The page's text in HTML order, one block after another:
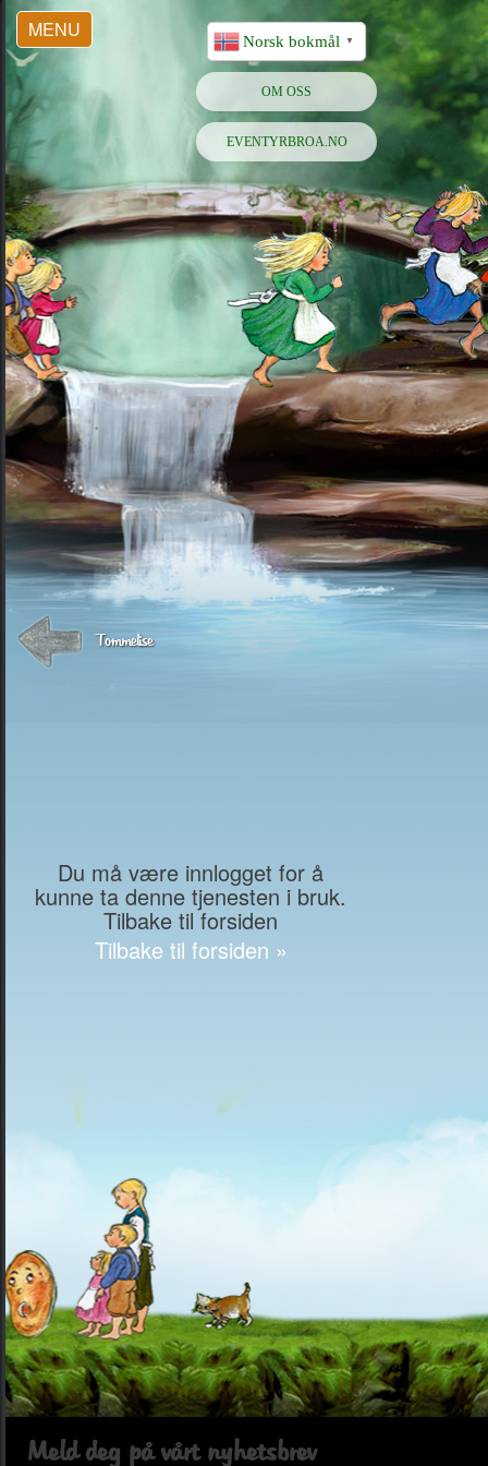
MENU
Norsk bokmål ▼
OM OSS
EVENTYRBROA.NO
Tommelise
Du må være innlogget for å
kunne ta denne tjenesten i bruk.
Tilbake til forsiden
Tilbake til forsiden »
Meld deg på vårt nyhetsbrev